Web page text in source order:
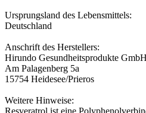
Ursprungsland des Lebensmittels:
Deutschland
Anschrift des Herstellers:
Hirundo Gesundheitsprodukte GmbH
Am Palagenberg 5a
15754 Heidesee/Prieros
Weitere Hinweise: